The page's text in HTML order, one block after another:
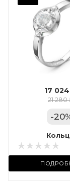
17
21 280
-20
Вес
Марка
Дельта
Фианит
Цвет
КРАС
ул.